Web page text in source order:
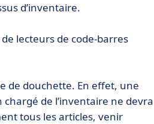
d’inventaire.
lecteurs de code-barres
de douchette. En effet, une
de l’inventaire ne devra
tous les articles, venir